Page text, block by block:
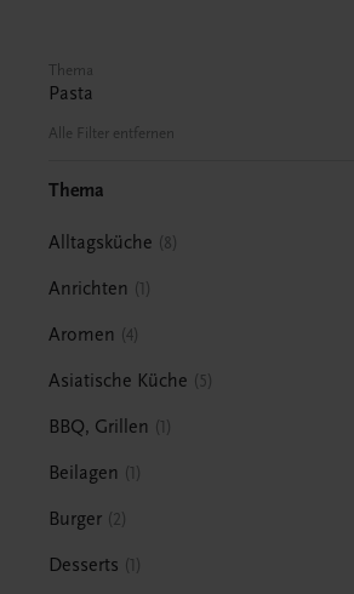
Thema
Pasta
Alle Filter entfernen
Thema
Alltagsküche 8
Anrichten 1
Aromen 4
Asiatische Küche 5
BBQ, Grillen 1
Beilagen 1
Burger 2
Desserts 1